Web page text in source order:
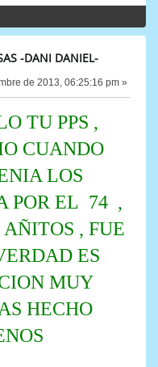
-DANI DANIEL-
de 2013, 06:25:16 pm »
TU PPS ,
CUANDO
LOS
POR EL 74 ,
, FUE
ES
MUY
HECHO